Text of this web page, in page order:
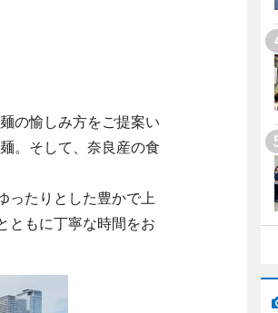
の愉しみ方をご提案い
。そして、奈良産の食
ったりとした豊かで上
ともに丁寧な時間をお